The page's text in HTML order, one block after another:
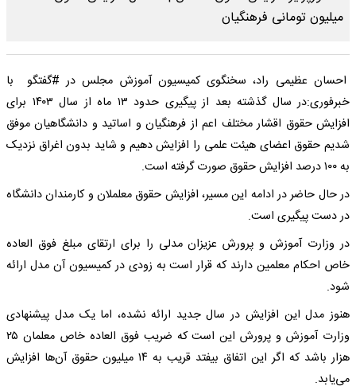
احسان عظیمی راد، سخنگوی کمیسیون آموزش مجلس در #گفتگو با
خبرفوری:در سال گذشته بعد از پیگیری حدود ۱۳ ماه از سال ۱۴۰۳ برای
افزایش حقوق اقشار مختلف اعم از فرهنگیان و اساتید و دانشگاهیان موفق
شدیم حقوق اعضای هیئت علمی را افزایش دهیم و شاید بدون اغراق نزدیک
به ۱۰۰ درصد افزایش حقوق صورت گرفته است.
در حال حاضر در ادامه این مسیر، افزایش حقوق معلملان و کارمندان دانشگاه
در دست پیگیری است.
در وزارت آموزش و پرورش عزیزان مدلی را برای ارتقای مبلغ فوق العاده
خاص احکام معلمین دارند که قرار است به زودی در کمیسیون آن مدل ارائه
شود.
هنوز مدل این افزایش در سال جدید ارائه نشده، اما یک مدل پیشنهادی
وزارت آموزش و پرورش این است که ضریب فوق العاده خاص معلمان ۲۵
هزار باشد که اگر این اتفاق بیفتد قریب به ۱۴ میلیون حقوق آن‌ها افزایش
می‌یابد.